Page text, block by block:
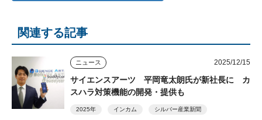
関連する記事
ニュース 2025/12/15
サイエンスアーツ 平岡竜太朗氏が新社長に カ
スハラ対策機能の開発・提供も
2025年 インカム シルバー産業新聞